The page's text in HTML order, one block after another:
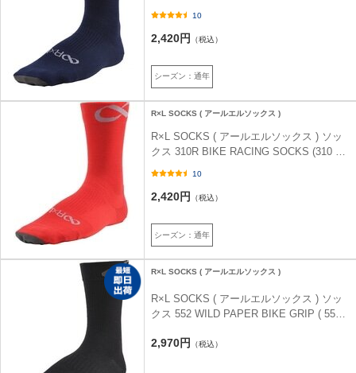
10
2,420円 （税込）
シーズン：通年
R×L SOCKS ( アールエルソックス )
R×L SOCKS ( アールエルソックス ) ソッ
クス 310R BIKE RACING SOCKS (310 ア
10
2,420円 （税込）
シーズン：通年
R×L SOCKS ( アールエルソックス )
R×L SOCKS ( アールエルソックス ) ソッ
クス 552 WILD PAPER BIKE GRIP ( 552
ック S (22-24cm)
2,970円 （税込）